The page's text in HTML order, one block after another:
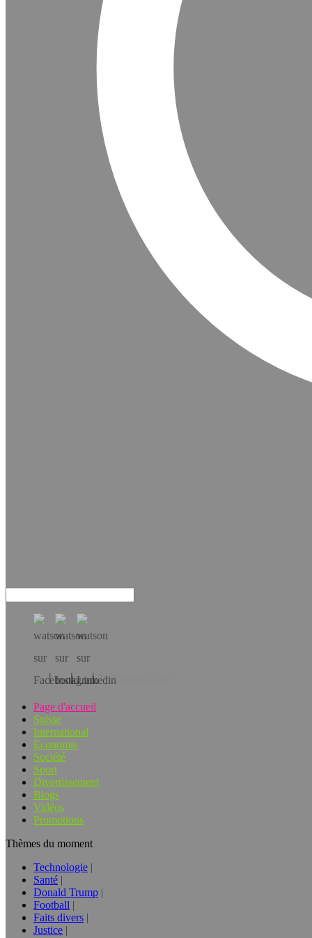
Téléchargez l’app!
Page d'accueil
Suisse
International
Economie
Société
Sport
Divertissement
Blogs
Vidéos
Promotions
Thèmes du moment
Technologie
Santé
Donald Trump
Football
Faits divers
Justice